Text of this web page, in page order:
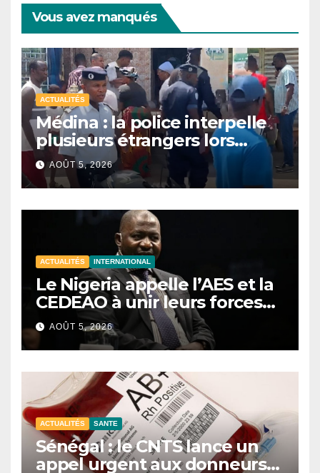
Vous avez manqués
ACTUALITÉS
Médina : la police interpelle
plusieurs étrangers lors
d’une opération de
sécurisation
AOÛT 5, 2026
ACTUALITÉS INTERNATIONAL
Le Nigeria appelle l’AES et la
CEDEAO à unir leurs forces
contre le terrorisme
AOÛT 5, 2026
ACTUALITÉS SANTE
Sénégal : le CNTS lance un
appel urgent aux donneurs